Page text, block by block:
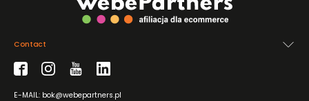
Contact
E-MAIL: bok@webepartners.pl